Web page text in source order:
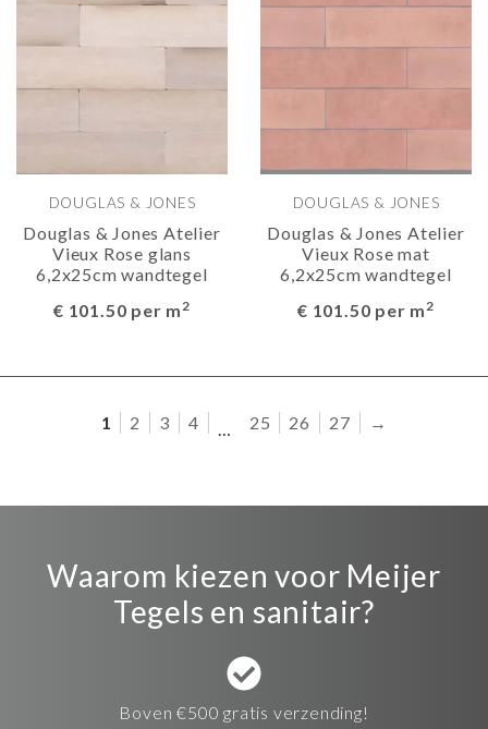
DOUGLAS & JONES
Douglas & Jones Atelier
Vieux Rose glans
6,2x25cm wandtegel
€ 101.50 per m2
DOUGLAS & JONES
Douglas & Jones Atelier
Vieux Rose mat
6,2x25cm wandtegel
€ 101.50 per m2
1 2 3 4 … 25 26 27 →
Waarom kiezen voor Meijer
Tegels en sanitair?
Boven €500 gratis verzending!